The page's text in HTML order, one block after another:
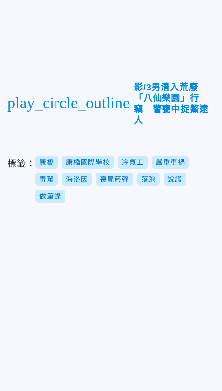
play_circle_outline
影/3男潛入荒廢
「八仙樂園」行
竊 警甕中捉鱉逮
人
標籤： 康橋 康橋國際學校 冷氣工 嚴重車禍
毒駕 海洛因 喪屍菸彈 落跑 說謊
做筆錄